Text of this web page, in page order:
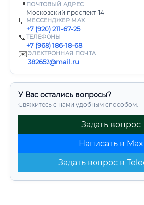
📍 ПОЧТОВЫЙ АДРЕС
Московский проспект, 14
💬 МЕССЕНДЖЕР MAX
+7 (920) 211-67-25
📞ТЕЛЕФОНЫ
+7 (968) 186-18-68
✉️ЭЛЕКТРОННАЯ ПОЧТА
382652@mail.ru
У Вас остались вопросы?
Свяжитесь с нами удобным способом:
Задать вопрос
Написать в Max
Задать вопрос в